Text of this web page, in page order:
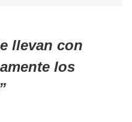
llevan con
los